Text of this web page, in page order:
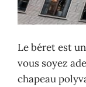
Le béret est
vous soyez
chapeau